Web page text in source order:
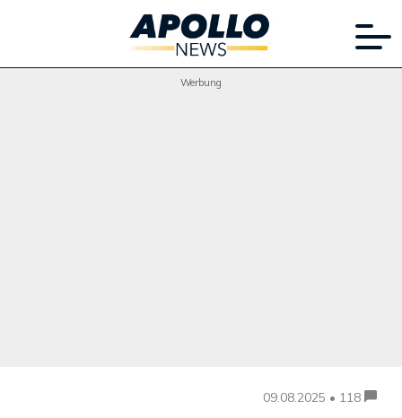
Werbung
09.08.2025 • 118